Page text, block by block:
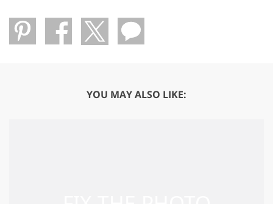
YOU MAY ALSO LIKE: